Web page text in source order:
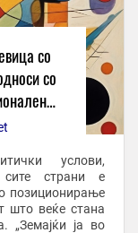
со
со
услови,
страни е
позиционирање
што веќе стана
„Земајќи ја во